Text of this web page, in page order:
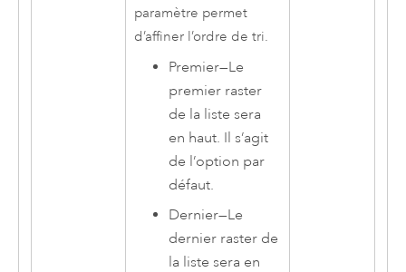
paramètre permet
d’affiner l’ordre de tri.
Premier—Le
premier raster
de la liste sera
en haut. Il s’agit
de l’option par
défaut.
Dernier—Le
dernier raster de
la liste sera en